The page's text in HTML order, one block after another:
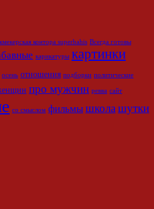
контора superbahis Всегда готовы
карикатуры картинки
осень отношения подборки политические
про мужчин ревва сайт
со смыслом фильмы школашутки